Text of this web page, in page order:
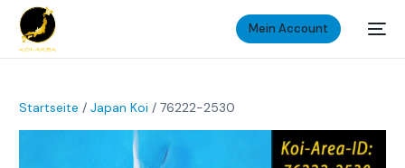
Mein Account
Startseite /Japan Koi / 76222-2530